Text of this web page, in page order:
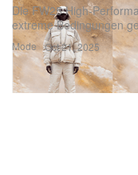
Mode
Die FW25 High-
extreme Bedingungen
Oct 21, 2025